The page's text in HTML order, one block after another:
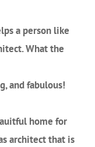
a person like
What the
and fabulous!
home for
architect that is